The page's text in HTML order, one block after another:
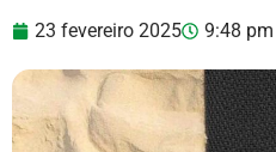
23 fevereiro 2025 9:48 pm